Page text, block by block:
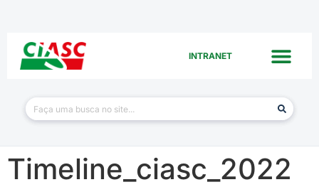
INTRANET
Timeline_ciasc_2022